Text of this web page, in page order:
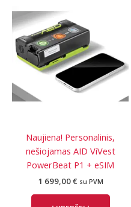
Naujiena! Personalinis,
nešiojamas AID ViVest
PowerBeat P1 + eSIM
1 699,00€ su PVM